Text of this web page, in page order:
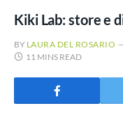
Kiki Lab: store e
BY LAURA DEL ROSARIO
11 MINS READ